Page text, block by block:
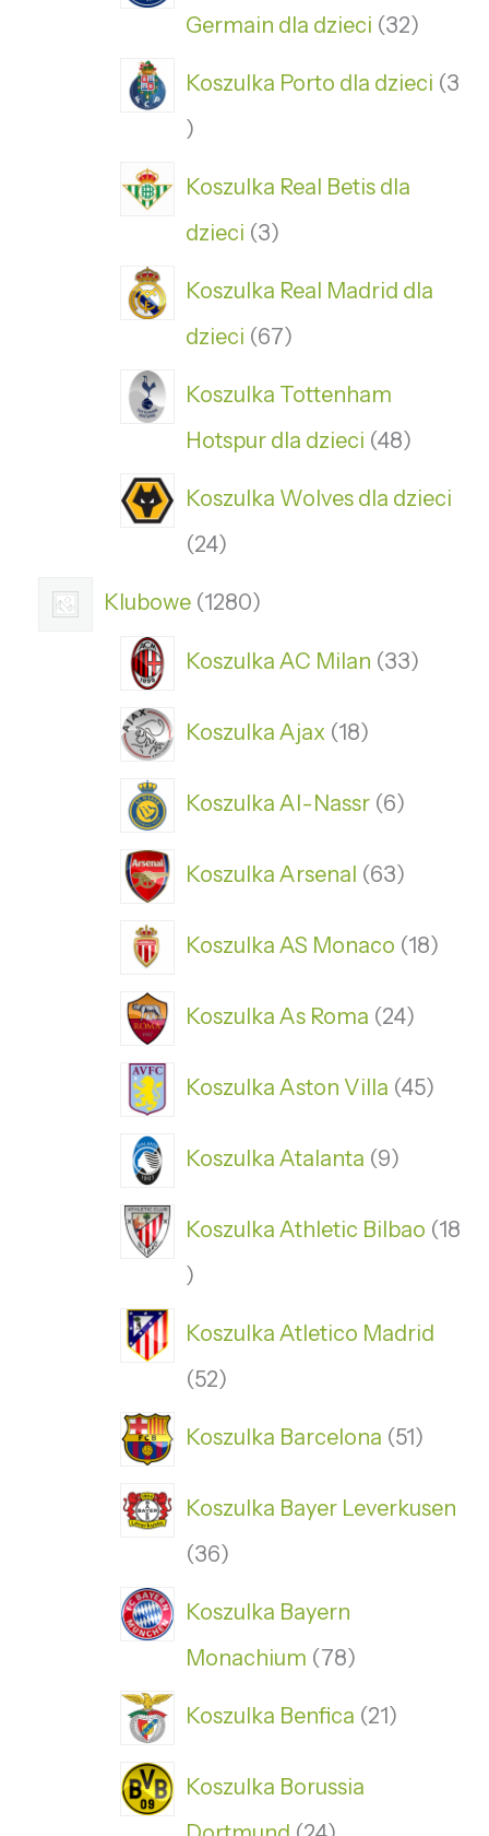
Germain dla dzieci 32
Koszulka Porto dla dzieci 3
Koszulka Real Betis dla
dzieci 3
Koszulka Real Madrid dla
dzieci 67
Koszulka Tottenham
Hotspur dla dzieci 48
Koszulka Wolves dla dzieci
24
Klubowe 1280
Koszulka AC Milan 33
Koszulka Ajax 18
Koszulka Al-Nassr 6
Koszulka Arsenal 63
Koszulka AS Monaco 18
Koszulka As Roma 24
Koszulka Aston Villa 45
Koszulka Atalanta 9
Koszulka Athletic Bilbao 18
Koszulka Atletico Madrid
52
Koszulka Barcelona 51
Koszulka Bayer Leverkusen
36
Koszulka Bayern
Monachium
78
Koszulka Benfica 21
Koszulka Borussia